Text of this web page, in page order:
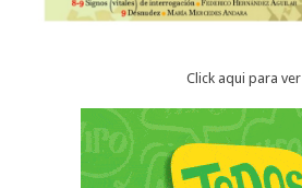
Click aqui para ver